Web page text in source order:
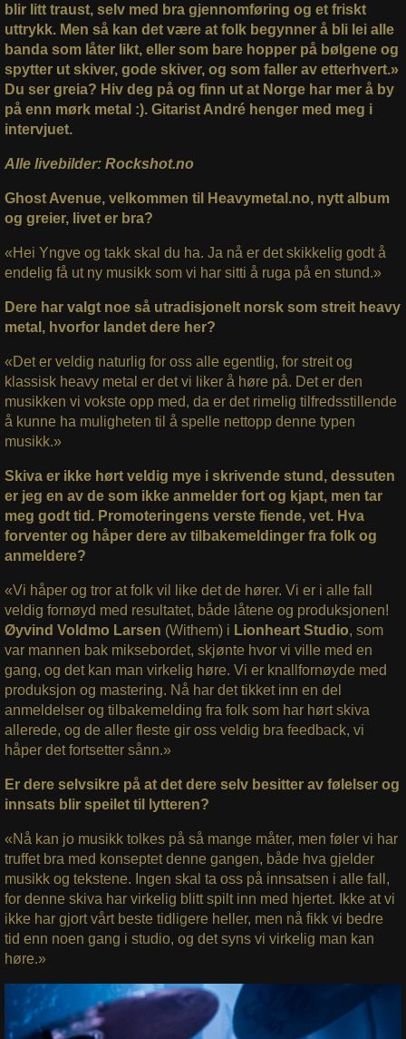
blir litt traust, selv med bra gjennomføring og et friskt
uttrykk. Men så kan det være at folk begynner å bli lei alle
banda som låter likt, eller som bare hopper på bølgene og
spytter ut skiver, gode skiver, og som faller av etterhvert.»
Du ser greia? Hiv deg på og finn ut at Norge har mer å by
på enn mørk metal :). Gitarist André henger med meg i
intervjuet.
Alle livebilder: Rockshot.no
Ghost Avenue, velkommen til Heavymetal.no, nytt album
og greier, livet er bra?
«Hei Yngve og takk skal du ha. Ja nå er det skikkelig godt å
endelig få ut ny musikk som vi har sitti å ruga på en stund.»
Dere har valgt noe så utradisjonelt norsk som streit heavy
metal, hvorfor landet dere her?
«Det er veldig naturlig for oss alle egentlig, for streit og
klassisk heavy metal er det vi liker å høre på. Det er den
musikken vi vokste opp med, da er det rimelig tilfredsstillende
å kunne ha muligheten til å spelle nettopp denne typen
musikk.»
Skiva er ikke hørt veldig mye i skrivende stund, dessuten
er jeg en av de som ikke anmelder fort og kjapt, men tar
meg godt tid. Promoteringens verste fiende, vet. Hva
forventer og håper dere av tilbakemeldinger fra folk og
anmeldere?
«Vi håper og tror at folk vil like det de hører. Vi er i alle fall
veldig fornøyd med resultatet, både låtene og produksjonen!
Øyvind Voldmo Larsen (Withem) i Lionheart Studio, som
var mannen bak miksebordet, skjønte hvor vi ville med en
gang, og det kan man virkelig høre. Vi er knallfornøyde med
produksjon og mastering. Nå har det tikket inn en del
anmeldelser og tilbakemelding fra folk som har hørt skiva
allerede, og de aller fleste gir oss veldig bra feedback, vi
håper det fortsetter sånn.»
Er dere selvsikre på at det dere selv besitter av følelser og
innsats blir speilet til lytteren?
«Nå kan jo musikk tolkes på så mange måter, men føler vi har
truffet bra med konseptet denne gangen, både hva gjelder
musikk og tekstene. Ingen skal ta oss på innsatsen i alle fall,
for denne skiva har virkelig blitt spilt inn med hjertet. Ikke at vi
ikke har gjort vårt beste tidligere heller, men nå fikk vi bedre
tid enn noen gang i studio, og det syns vi virkelig man kan
høre.»